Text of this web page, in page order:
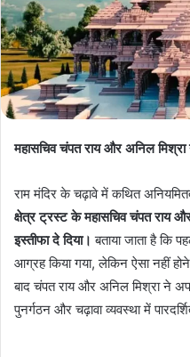
महासचिव चंपत राय और अनिल मिश्रा
राम मंदिर के चढ़ावे में कथित
क्षेत्र ट्रस्ट के महासचिव चंपत राय
इस्तीफा दे दिया। बताया जाता है कि
आग्रह किया गया, लेकिन ऐसा नहीं
बाद चंपत राय और अनिल मिश्रा ने
पुनर्गठन और चढ़ावा व्यवस्था में